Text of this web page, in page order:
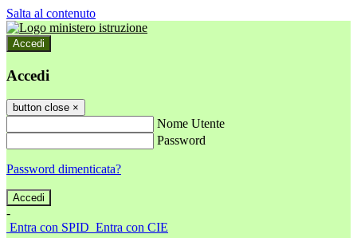
Salta al contenuto
Accedi
Accedi
button close ×
Nome Utente
Password
Password dimenticata?
-
Entra con SPID Entra con CIE